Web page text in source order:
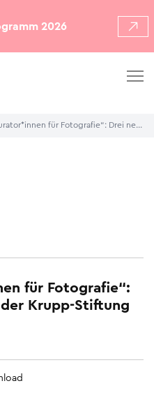
2026
„Museumskurator*innen für Fotografie“: Drei neue Stipendien der Krupp-Stiftung verliehen
für Fotografie“:
Krupp-Stiftung